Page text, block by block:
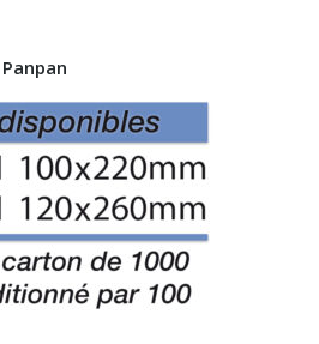
Panpan